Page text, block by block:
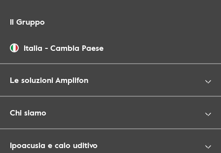
Il Gruppo
Italia - Cambia Paese
Le soluzioni Amplifon
Chi siamo
Ipoacusia e calo uditivo